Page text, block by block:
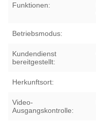
Funktionen:
Betriebsmodus:
Kundendienst
bereitgestellt:
Herkunftsort:
Video-
Ausgangskontrolle: